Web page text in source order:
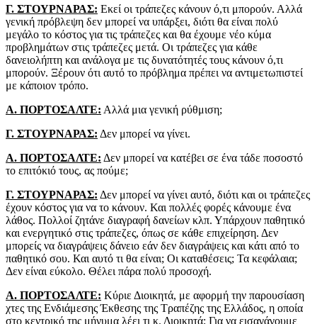
Γ. ΣΤΟΥΡΝΑΡΑΣ: Εκεί οι τράπεζες κάνουν ό,τι μπορούν. Αλλά
γενική πρόβλεψη δεν μπορεί να υπάρξει, διότι θα είναι πολύ
μεγάλο το κόστος για τις τράπεζες και θα έχουμε νέο κύμα
προβλημάτων στις τράπεζες μετά. Οι τράπεζες για κάθε
δανειολήπτη και ανάλογα με τις δυνατότητές τους κάνουν ό,τι
μπορούν. Ξέρουν ότι αυτό το πρόβλημα πρέπει να αντιμετωπιστεί
με κάποιον τρόπο.
Α. ΠΟΡΤΟΣΑΛΤΕ: Αλλά μια γενική ρύθμιση;
Γ. ΣΤΟΥΡΝΑΡΑΣ: Δεν μπορεί να γίνει.
Α. ΠΟΡΤΟΣΑΛΤΕ: Δεν μπορεί να κατέβει σε ένα τάδε ποσοστό
το επιτόκιό τους, ας πούμε;
Γ. ΣΤΟΥΡΝΑΡΑΣ: Δεν μπορεί να γίνει αυτό, διότι και οι τράπεζες
έχουν κόστος για να το κάνουν. Και πολλές φορές κάνουμε ένα
λάθος. Πολλοί ζητάνε διαγραφή δανείων κλπ. Υπάρχουν παθητικό
και ενεργητικό στις τράπεζες, όπως σε κάθε επιχείρηση. Δεν
μπορείς να διαγράψεις δάνειο εάν δεν διαγράψεις και κάτι από το
παθητικό σου. Και αυτό τι θα είναι; Οι καταθέσεις; Τα κεφάλαια;
Δεν είναι εύκολο. Θέλει πάρα πολύ προσοχή.
Α. ΠΟΡΤΟΣΑΛΤΕ: Κύριε Διοικητά, με αφορμή την παρουσίαση
χτες της Ενδιάμεσης Έκθεσης της Τραπέζης της Ελλάδος, η οποία
στο κεντρικό της μήνυμα λέει τι κ. Διοικητά; Για να εισαγάγουμε